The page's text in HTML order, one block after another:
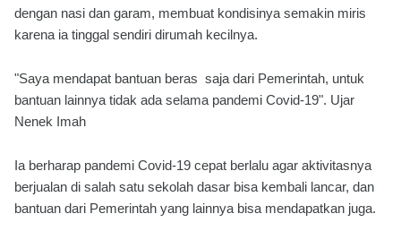
dengan nasi dan garam, membuat kondisinya semakin miris
karena ia tinggal sendiri dirumah kecilnya.
"Saya mendapat bantuan beras saja dari Pemerintah, untuk
bantuan lainnya tidak ada selama pandemi Covid-19". Ujar
Nenek Imah
Ia berharap pandemi Covid-19 cepat berlalu agar aktivitasnya
berjualan di salah satu sekolah dasar bisa kembali lancar, dan
bantuan dari Pemerintah yang lainnya bisa mendapatkan juga.